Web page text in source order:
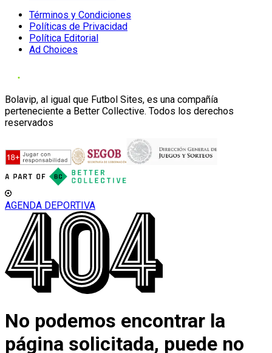
Términos y Condiciones
Políticas de Privacidad
Política Editorial
Ad Choices
Bolavip, al igual que Futbol Sites, es una compañía
perteneciente a Better Collective. Todos los derechos
reservados
AGENDA DEPORTIVA
No podemos encontrar la
página solicitada, puede no